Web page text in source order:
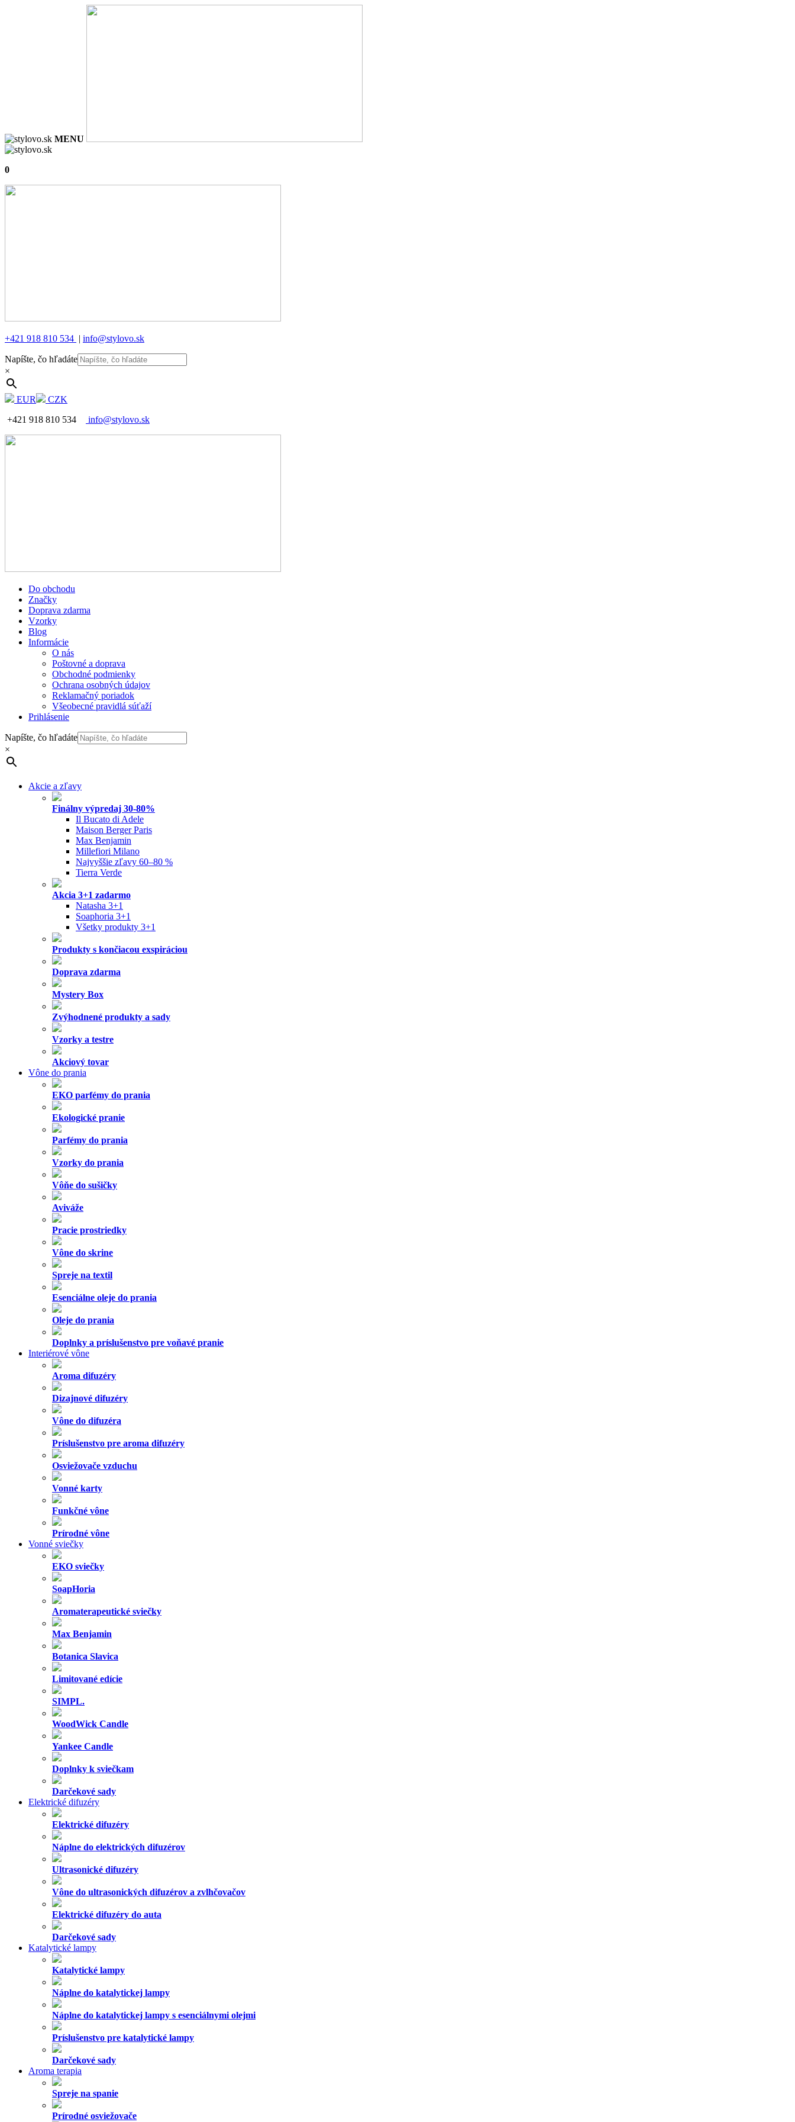
MENU
0
+421 918 810 534 | info@stylovo.sk
Napíšte, čo hľadáte
×
EUR
CZK
+421 918 810 534
info@stylovo.sk
Do obchodu
Značky
Doprava zdarma
Vzorky
Blog
Informácie
O nás
Poštovné a doprava
Obchodné podmienky
Ochrana osobných údajov
Reklamačný poriadok
Všeobecné pravidlá súťaží
Prihlásenie
Napíšte, čo hľadáte
×
Akcie a zľavy
Finálny výpredaj 30-80%
Il Bucato di Adele
Maison Berger Paris
Max Benjamin
Millefiori Milano
Najvyššie zľavy 60–80 %
Tierra Verde
Akcia 3+1 zadarmo
Natasha 3+1
Soaphoria 3+1
Všetky produkty 3+1
Produkty s končiacou exspiráciou
Doprava zdarma
Mystery Box
Zvýhodnené produkty a sady
Vzorky a testre
Akciový tovar
Vône do prania
EKO parfémy do prania
Ekologické pranie
Parfémy do prania
Vzorky do prania
Vôňe do sušičky
Aviváže
Pracie prostriedky
Vône do skrine
Spreje na textil
Esenciálne oleje do prania
Oleje do prania
Doplnky a príslušenstvo pre voňavé pranie
Interiérové vône
Aroma difuzéry
Dizajnové difuzéry
Vône do difuzéra
Príslušenstvo pre aroma difuzéry
Osviežovače vzduchu
Vonné karty
Funkčné vône
Prírodné vône
Vonné sviečky
EKO sviečky
SoapHoria
Aromaterapeutické sviečky
Max Benjamin
Botanica Slavica
Limitované edície
SIMPL.
WoodWick Candle
Yankee Candle
Doplnky k sviečkam
Darčekové sady
Elektrické difuzéry
Elektrické difuzéry
Náplne do elektrických difuzérov
Ultrasonické difuzéry
Vône do ultrasonických difuzérov a zvlhčovačov
Elektrické difuzéry do auta
Darčekové sady
Katalytické lampy
Katalytické lampy
Náplne do katalytickej lampy
Náplne do katalytickej lampy s esenciálnymi olejmi
Príslušenstvo pre katalytické lampy
Darčekové sady
Aroma terapia
Spreje na spanie
Prírodné osviežovače